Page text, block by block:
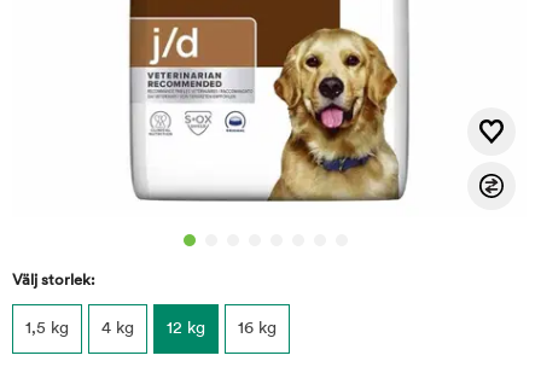
Välj storlek:
1,5 kg 4 kg 12 kg 16 kg